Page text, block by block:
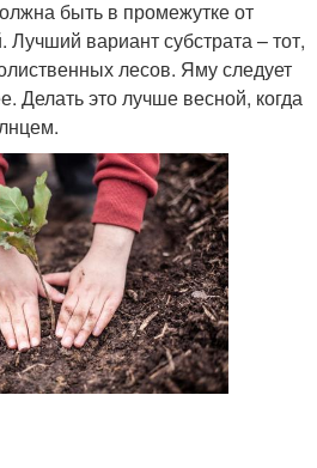
быть в промежутке от
Лучший вариант субстрата – тот,
лесов. Яму следует
Делать это лучше весной, когда